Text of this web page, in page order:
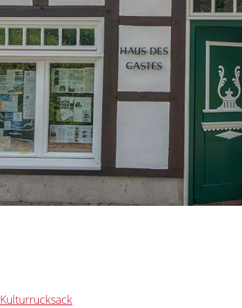
Kulturrucksack